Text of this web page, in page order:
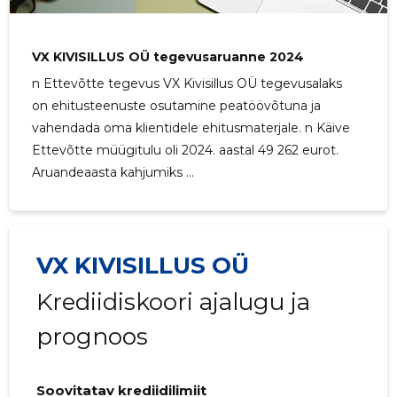
VX KIVISILLUS OÜ tegevusaruanne 2024
n Ettevõtte tegevus VX Kivisillus OÜ tegevusalaks
on ehitusteenuste osutamine peatöövõtuna ja
vahendada oma klientidele ehitusmaterjale. n Käive
Ettevõtte müügitulu oli 2024. aastal 49 262 eurot.
Aruandeaasta kahjumiks ...
VX KIVISILLUS OÜ
Krediidiskoori ajalugu ja
prognoos
Soovitatav krediidilimiit